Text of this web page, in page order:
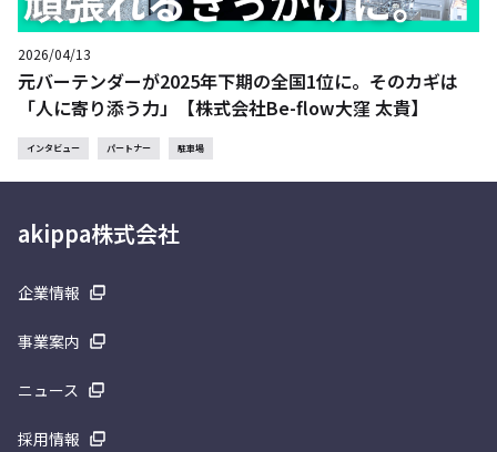
2026/04/13
元バーテンダーが2025年下期の全国1位に。そのカギは
「人に寄り添う力」【株式会社Be-flow大窪 太貴】
インタビュー パートナー 駐車場
akippa株式会社
企業情報
事業案内
ニュース
採用情報